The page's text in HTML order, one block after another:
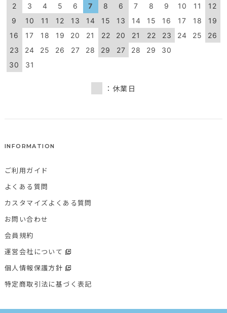
2
3 4 5 6 7
8
9
10 11 12 13 14
15
16
17 18 19 20 21
22
23
24 25 26 27 28
29
30
31
6
7 8 9 10 11
12
13
14 15 16 17 18
19
20
21 22 23 24 25
26
27
28 29 30
：休業日
INFORMATION
ご利用ガイド
よくある質問
カスタマイズよくある質問
お問い合わせ
会員規約
運営会社について
個人情報保護方針
特定商取引法に基づく表記